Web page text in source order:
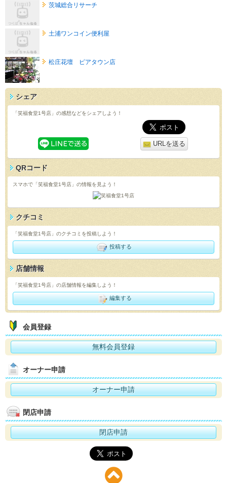
茨城総合リサーチ
土浦ワンコイン便利屋
松庄花壇 ピアタウン店
シェア
「笑福食堂1号店」の感想などをシェアしよう！
URLを送る
QRコード
スマホで「笑福食堂1号店」の情報を見よう！
クチコミ
「笑福食堂1号店」のクチコミを投稿しよう！
投稿する
店舗情報
「笑福食堂1号店」の店舗情報を編集しよう！
編集する
会員登録
無料会員登録
オーナー申請
オーナー申請
閉店申請
閉店申請